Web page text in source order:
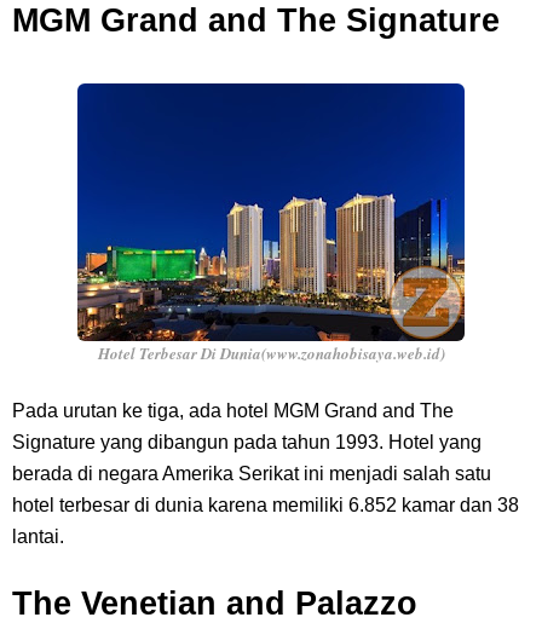
MGM Grand and The Signature
Hotel Terbesar Di Dunia(www.zonahobisaya.web.id)
Pada urutan ke tiga, ada hotel MGM Grand and The
Signature yang dibangun pada tahun 1993. Hotel yang
berada di negara Amerika Serikat ini menjadi salah satu
hotel terbesar di dunia karena memiliki 6.852 kamar dan 38
lantai.
The Venetian and Palazzo